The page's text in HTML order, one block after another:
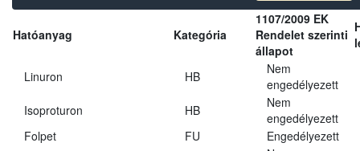
Hatóanyag Kategória
1107/2009 EK
Rendelet szerinti
állapot
Linuron HB
Nem
engedélyezett
Isoproturon
HB
Nem
engedélyezett
Folpet
FU
Engedélyezett